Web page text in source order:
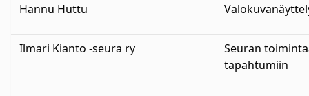
Hannu Huttu
Ilmari Kianto -seura ry
Seuran
tapahtumiin